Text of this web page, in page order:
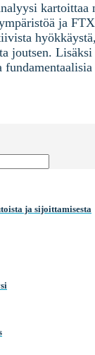
kartoittaa
ja
joutsen.
ja sijoittamisesta